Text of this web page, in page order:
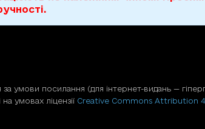
за умови посилання (для iнтернет-видань —
умовах ліцензії Creative Commons Attribution